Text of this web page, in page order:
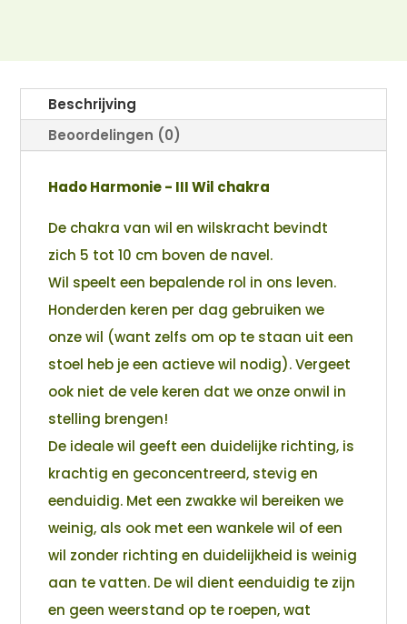
Beschrijving
Beoordelingen (0)
Hado Harmonie - III Wil chakra
De chakra van wil en wilskracht bevindt
zich 5 tot 10 cm boven de navel.
Wil speelt een bepalende rol in ons leven.
Honderden keren per dag gebruiken we
onze wil (want zelfs om op te staan uit een
stoel heb je een actieve wil nodig). Vergeet
ook niet de vele keren dat we onze onwil in
stelling brengen!
De ideale wil geeft een duidelijke richting, is
krachtig en geconcentreerd, stevig en
eenduidig. Met een zwakke wil bereiken we
weinig, als ook met een wankele wil of een
wil zonder richting en duidelijkheid is weinig
aan te vatten. De wil dient eenduidig te zijn
en geen weerstand op te roepen, wat